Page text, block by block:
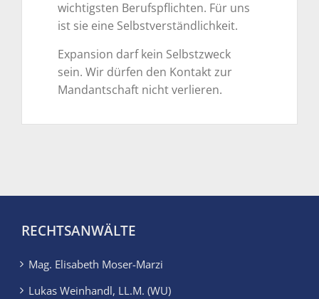
wichtigsten Berufspflichten. Für uns
ist sie eine Selbstverständlichkeit.
Expansion darf kein Selbstzweck
sein. Wir dürfen den Kontakt zur
Mandantschaft nicht verlieren.
RECHTSANWÄLTE
Mag. Elisabeth Moser-Marzi
Lukas Weinhandl, LL.M. (WU)